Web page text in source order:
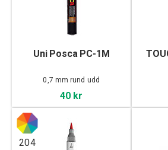
Uni Posca PC-1M
0,7 mm rund udd
40 kr
204